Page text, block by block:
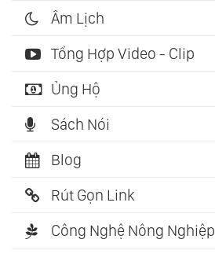
Âm Lịch
Tổng Hợp Video - Clip
Ủng Hộ
Sách Nói
Blog
Rút Gọn Link
Công Nghệ Nông Nghiệp